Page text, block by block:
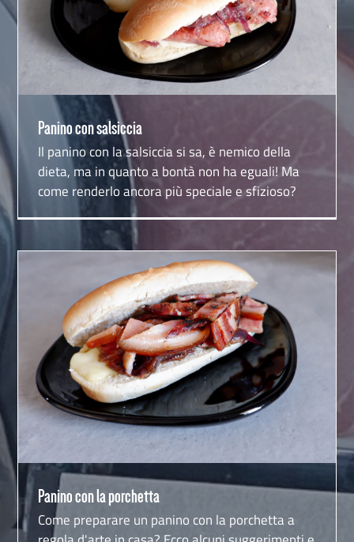
Panino con salsiccia
Panino con salsiccia
Il panino con la salsiccia si sa, è nemico della
dieta, ma in quanto a bontà non ha eguali! Ma
come renderlo ancora più speciale e sfizioso?
Panino con la porchetta
Panino con la porchetta
Come preparare un panino con la porchetta a